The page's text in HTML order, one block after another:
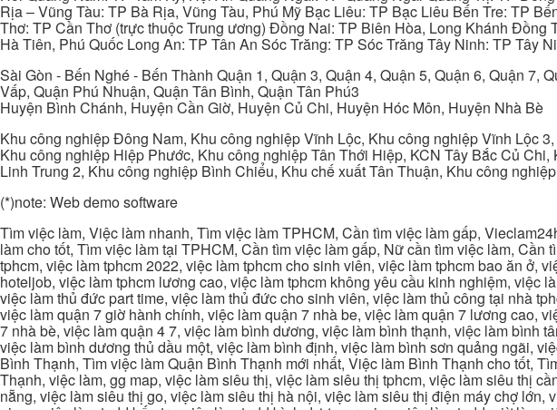
Rịa – Vũng Tàu: TP Bà Rịa, Vũng Tàu, Phú Mỹ Bạc Liêu: TP Bạc Liêu Bến Tre: TP
Thơ: TP Cần Thơ (trực thuộc Trung ương) Đồng Nai: TP Biên Hòa, Long Khánh
Hà Tiên, Phú Quốc Long An: TP Tân An Sóc Trăng: TP Sóc Trăng Tây Ninh: TP
Sài Gòn - Bến Nghé - Bến Thành Quận 1, Quận 3, Quận 4, Quận 5, Quận 6, Quận
Vấp, Quận Phú Nhuận, Quận Tân Bình, Quận Tân Phú3
Huyện Bình Chánh, Huyện Cần Giờ, Huyện Củ Chi, Huyện Hóc Môn, Huyện Nhà Bè
Khu công nghiệp Đông Nam, Khu công nghiệp Vĩnh Lộc, Khu công nghiệp Vĩnh Lộc
Khu công nghiệp Hiệp Phước, Khu công nghiệp Tân Thới Hiệp, KCN Tây Bắc Củ
Linh Trung 2, Khu công nghiệp Bình Chiểu, Khu chế xuất Tân Thuận, Khu công
(*)note: Web demo software
Tìm việc làm, Việc làm nhanh, Tìm việc làm TPHCM, Cần tìm việc làm gấp,
làm cho tốt, Tìm việc làm tại TPHCM, Cần tìm việc làm gấp, Nữ cần tìm việc làm,
tphcm, việc làm tphcm 2022, việc làm tphcm cho sinh viên, việc làm tphcm bao ăn ở,
hoteljob, việc làm tphcm lương cao, việc làm tphcm không yêu cầu kinh nghiệm, việc
việc làm thủ đức part time, việc làm thủ đức cho sinh viên, việc làm thủ công tại nhà
việc làm quận 7 giờ hành chính, việc làm quận 7 nhà be, việc làm quận 7 lương cao,
7 nhà bè, việc làm quận 4 7, việc làm bình dương, việc làm bình thạnh, việc làm bình
việc làm bình dương thủ dầu một, việc làm bình định, việc làm bình sơn quảng ngãi,
Bình Thạnh, Tìm việc làm Quận Bình Thạnh mới nhất, Việc làm Bình Thạnh cho tốt,
Thạnh, việc làm, gg map, việc làm siêu thị, việc làm siêu thị tphcm, việc làm siêu thị
nẵng, việc làm siêu thị go, việc làm siêu thị hà nội, việc làm siêu thị điện máy chợ